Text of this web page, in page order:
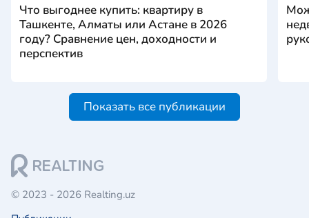
Что выгоднее купить: квартиру в
Ташкенте, Алматы или Астане в 2026
году? Сравнение цен, доходности и
перспектив
Показать все публикации
© 2023 - 2026 Realting.uz